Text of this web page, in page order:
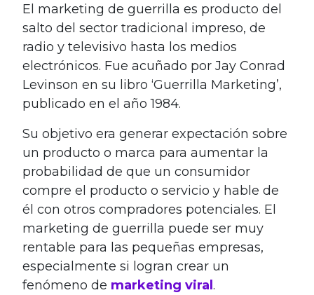
El marketing de guerrilla es producto del
salto del sector tradicional impreso, de
radio y televisivo hasta los medios
electrónicos. Fue acuñado por Jay Conrad
Levinson en su libro ‘Guerrilla Marketing’,
publicado en el año 1984.
Su objetivo era generar expectación sobre
un producto o marca para aumentar la
probabilidad de que un consumidor
compre el producto o servicio y hable de
él con otros compradores potenciales. El
marketing de guerrilla puede ser muy
rentable para las pequeñas empresas,
especialmente si logran crear un
fenómeno de marketing viral .